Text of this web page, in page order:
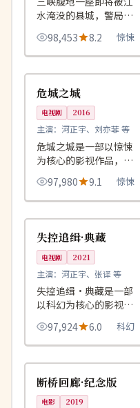
水淹没的县城，警局唯
一的法医必须赶在大雨
倾盆前破解最后一桩案
件。
98,453 8.2 惊悚
中国
93:33
危城之城
电视剧 2016
主演： 河正宇、刘亦菲 等
危城之城是一部以惊悚
为核心的影视作品，围
绕危机、反转与人物成
长展开，整体节奏紧
凑，值得推荐观看。
97,980 9.1 惊悚
英国
连载中 99:18
失控追缉·典藏
电视剧 2021
主演： 河正宇、张译 等
失控追缉·典藏是一部
以科幻为核心的影视作
品，围绕危机、反转与
人物成长展开，整体节
奏紧凑，值得推荐观
看。
97,924 6.0 科幻
英国
88:55
断桥回廊·纪念版
电影 2019